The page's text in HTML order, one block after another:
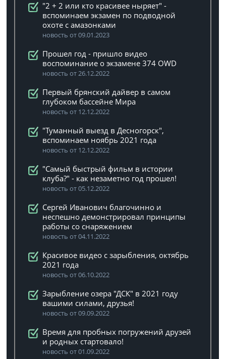
"2 + 2 или кто красивее ныряет" -
вспоминаем экзамен по подводной
охоте с амазонками
новость от 09.01.2023
Прошел год - пришло видео
воспоминание о экзамене 374 OWD
новость от 26.12.2022
Первый брянский дайвер в самом
глубоком бассейне Мира
новость от 12.12.2022
"Туманный выезд в Десногорск",
вспоминаем ноябрь 2021 года
новость от 12.12.2022
"Самый быстрый фильм в истории
клуба?" - как незаметно год прошел!
новость от 05.12.2022
Сергей Иванович благочинно и
неспешно демонстрировал принципы
работы со снаряжением
новость от 04.11.2022
Красивое видео с зарыбления, октябрь
2021 года
новость от 06.10.2022
Зарыбление озера "ДСК" в 2021 году
вашими силами, друзья!
новость от 09.09.2022
Время для пробных погружений друзей
и родных стартовало!
новость от 01.09.2022